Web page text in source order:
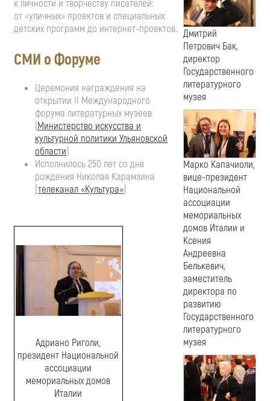
Дмитрий
Петрович Бак,
директор
Государственного
литературного
музея
Марко Капачиоли,
вице-президент
Национальной
ассоциации
мемориальных
домов Италии и
Ксения
Андреевна
Белькевич,
заместитель
директора по
развитию
Государственного
литературного
музея
к личности и творчеству писателей:
от «уличных» проектов и специальных
детских программ до интернет-проектов.
СМИ о Форуме
Церемония награждения на
открытии II Международного
форума литературных музеев
(Министерство искусства и
культурной политики Ульяновской
области)
Исполнилось 250 лет со дня
рождения Николая Карамзина
(телеканал «Культура»)
Адриано Риголи,
президент Национальной
ассоциации
мемориальных домов
Италии